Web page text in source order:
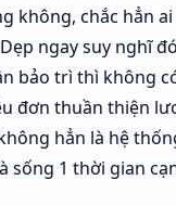
không, chắc hẳn
ngay suy nghĩ
bảo trì thì không
đơn thuần thiện
hẳn là hệ
sống 1 thời gian